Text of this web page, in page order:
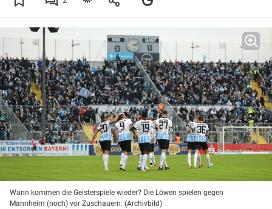
Wann kommen die Geisterspiele wieder? Die Löwen spielen gegen
Mannheim (noch) vor Zuschauern. (Archivbild)